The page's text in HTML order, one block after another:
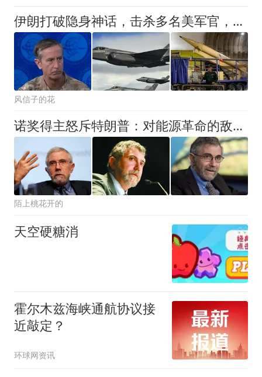
伊朗打破隐身神话，击杀多名美军官，不到12小时，美媒称问题大了
风信子的花
诺奖得主怒斥特朗普：对能源革命的敌视，让“中国主导”提前到来
陌上桃花开的
天空硬糖消
霍尔木兹海峡通航协议接
近敲定？
环球网资讯